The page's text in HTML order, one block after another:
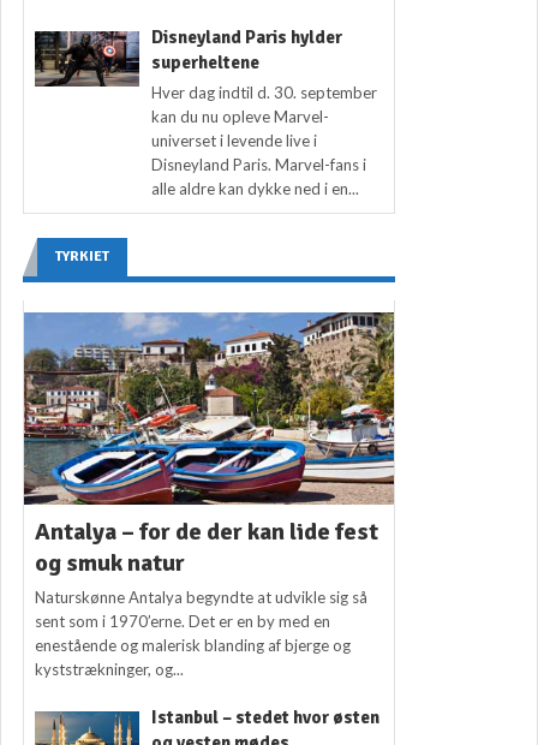
Disneyland Paris hylder
superheltene
Hver dag indtil d. 30. september
kan du nu opleve Marvel-
universet i levende live i
Disneyland Paris. Marvel-fans i
alle aldre kan dykke ned i en...
TYRKIET
Antalya – for de der kan lide fest
og smuk natur
Naturskønne Antalya begyndte at udvikle sig så
sent som i 1970’erne. Det er en by med en
enestående og malerisk blanding af bjerge og
kyststrækninger, og...
Istanbul – stedet hvor østen